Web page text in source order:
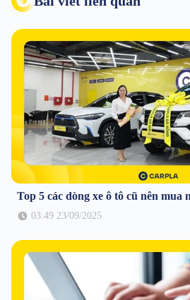
Top 5 các dòng xe ô tô cũ nên mua
03:49 23/09/2025